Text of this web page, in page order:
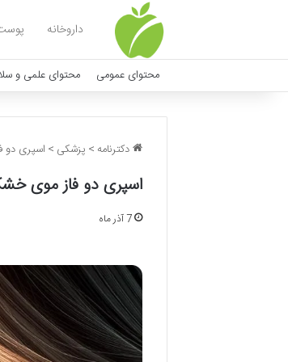
داروخانه
محتوای عمومی محتوای علمی و
دکترنامه > پزشکی > اسپری
اسپری دو فاز موی
7 آذر ماه